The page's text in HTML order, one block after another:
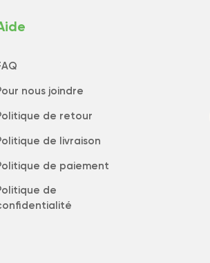
nous joindre
de retour
de livraison
de paiement
de